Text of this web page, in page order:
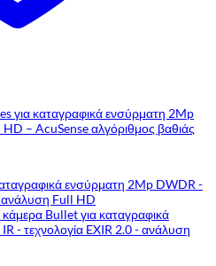
για καταγραφικά ενσύρματη 2Mp
– AcuSense αλγόριθμος βαθιάς